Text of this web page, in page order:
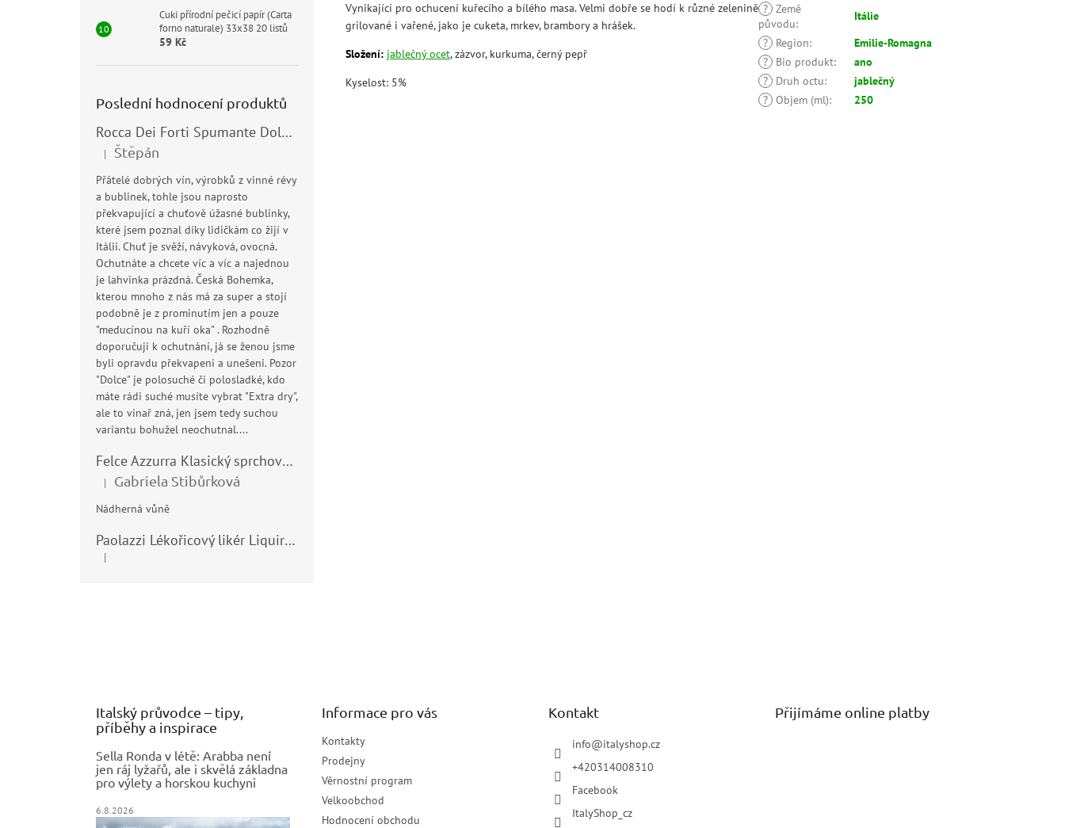
Cuki přírodní pečicí papír (Carta
forno naturale) 33x38 20 listů
59 Kč
Poslední hodnocení produktů
Rocca Dei Forti Spumante Dolce 11,5% 0,75l
Hodnocení produktu je 5 z 5 hvězdiček.
| Štěpán
Přátelé dobrých vín, výrobků z vinné révy
a bublinek, tohle jsou naprosto
překvapující a chuťově úžasné bublinky,
které jsem poznal díky lidičkám co žijí v
Itálii. Chuť je svěží, návyková, ovocná.
Ochutnáte a chcete víc a víc a najednou
je lahvinka prázdná. Česká Bohemka,
kterou mnoho z nás má za super a stojí
podobně je z prominutím jen a pouze
"meducínou na kuří oka" . Rozhodně
doporučuji k ochutnání, já se ženou jsme
byli opravdu překvapeni a unešeni. Pozor
"Dolce" je polosuché či polosladké, kdo
máte rádi suché musíte vybrat "Extra dry",
ale to vinař zná, jen jsem tedy suchou
variantu bohužel neochutnal....
Felce Azzurra Klasický sprchový gel - doccia gel 400ml
Hodnocení produktu je 5 z 5 hvězdiček.
| Gabriela Stibůrková
Nádherná vůně
Paolazzi Lékořicový likér Liquirizia 24% 0,7L
Hodnocení produktu je 5 z 5 hvězdiček.
|
Vynikající pro ochucení kuřecího a bílého masa. Velmi dobře se hodí k různé zelenině
grilované i vařené, jako je cuketa, mrkev, brambory a hrášek.
Složení: jablečný ocet, zázvor, kurkuma, černý pepř
Kyselost: 5%
? Země
původu:
Itálie
?
Region:
Emilie-Romagna
?
Bio produkt:
ano
?
Druh octu:
jablečný
? Objem (ml): 250
Italský průvodce – tipy,
příběhy a inspirace
Sella Ronda v létě: Arabba není
jen ráj lyžařů, ale i skvělá základna
pro výlety a horskou kuchyni
6.8.2026
Informace pro vás
Kontakty
Prodejny
Věrnostní program
Velkoobchod
Hodnocení obchodu
Kontakt
info@italyshop.cz
+420314008310
Facebook
ItalyShop_cz
Přijímáme online platby